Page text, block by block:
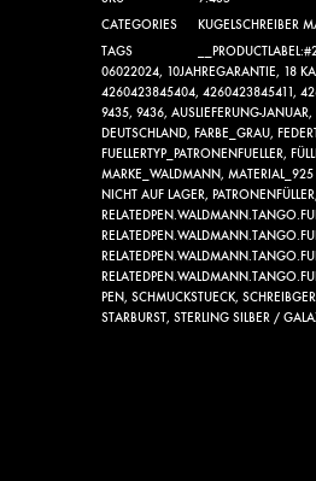
CATEGORIES
KUGELSCHREIBER
TAGS
06022024, 10JAHREGARANTIE, 18
4260423845404, 4260423845411,
9435, 9436, AUSLIEFERUNG-JANUAR,
DEUTSCHLAND, FARBE_GRAU,
FUELLERTYP_PATRONENFUELLER,
MARKE_WALDMANN, MATERIAL_925
NICHT AUF LAGER, PATRONENFÜLLER,
PEN, SCHMUCKSTUECK,
STARBURST, STERLING SILBER /